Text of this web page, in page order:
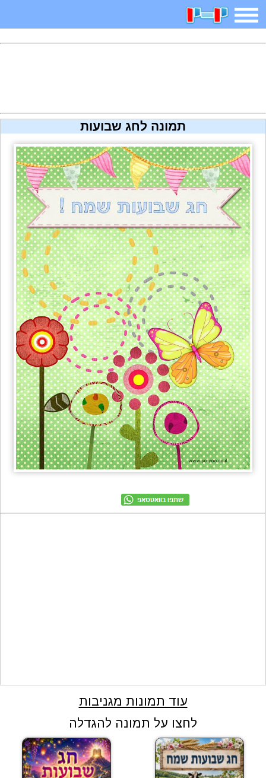
משחקים בדיחות חידות חיפוש
איש תלוי מדריכים פוקימון גו מצא הבדלים
יצירה משחקי בנות אשליות צביעה אונליין
מתכונים טריוויה מגניבים חדשים
תמונה לחג שבועות
עוד תמונות מגניבות
לחצו על תמונה להגדלה